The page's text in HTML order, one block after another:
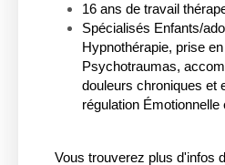
16 ans de travail
Spécialisés Enfants/
Hypnothérapie, prise
Psychotraumas,
douleurs chroniques et
régulation Émotionnelle
Vous trouverez plus d'infos